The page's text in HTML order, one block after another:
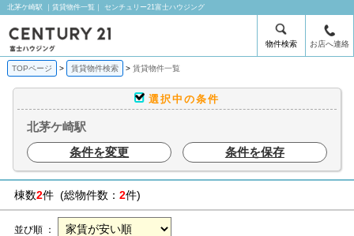
北茅ケ崎駅 ｜賃貸物件一覧｜ センチュリー21富士ハウジング
物件検索 お店へ連絡
TOPページ 賃貸物件検索 賃貸物件一覧
選択中の条件
北茅ケ崎駅
条件を変更
条件を保存
棟数2件 (総物件数： 2件)
並び順 ：